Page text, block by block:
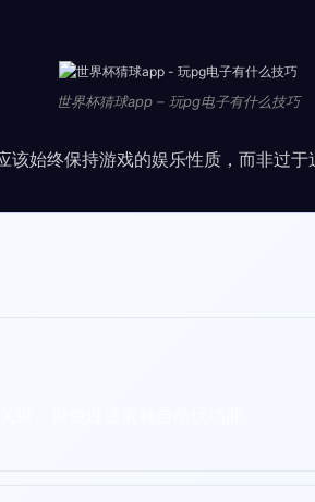
世界杯猜球app – 玩pg电子有什么技巧
始终保持游戏的娱乐性质，而非过于